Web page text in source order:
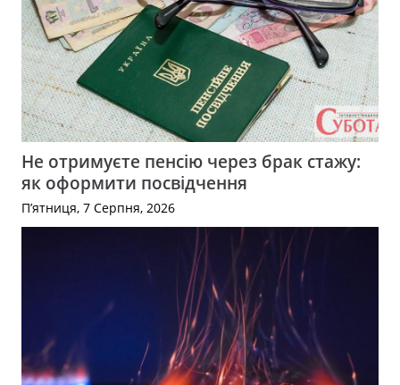
Не отримуєте пенсію через брак стажу:
як оформити посвідчення
П’ятниця, 7 Серпня, 2026